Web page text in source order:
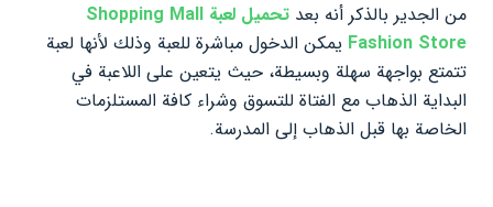
من الجدير بالذكر أنه بعد
تحميل لعبة Shopping Mall
Fashion Store يمكن الدخول مباشرة للعبة وذلك لأنها لعبة
تتمتع بواجهة سهلة وبسيطة، حيث يتعين على اللاعبة في
البداية الذهاب مع الفتاة للتسوق وشراء كافة المستلزمات
الخاصة بها قبل الذهاب إلى المدرسة.